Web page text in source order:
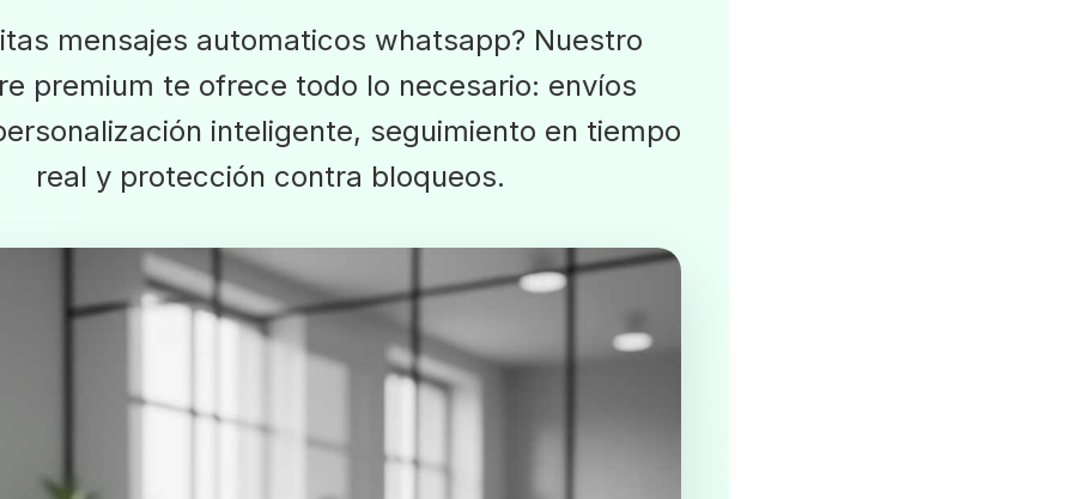
mensajes automaticos whatsapp? Nuestro
premium te ofrece todo lo necesario: envíos
inteligente, seguimiento en tiempo
real y protección contra bloqueos.